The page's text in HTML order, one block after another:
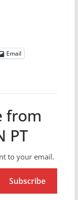
Email
from
PT
to your email.
Subscribe